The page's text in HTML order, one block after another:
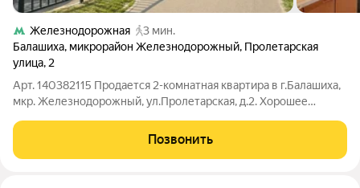
Железнодорожная
3 мин.
Балашиха, микрорайон Железнодорожный, Пролетарская
улица, 2
Арт. 140382115 Продается 2-комнатная квартира в г.Балашиха,
мкр. Железнодорожный, ул.Пролетарская, д.2. Хорошее
Квартира 45,9 кв.м, сухая и очень теплая, расположена на 4/9
этаже кирпичного
Позвонить